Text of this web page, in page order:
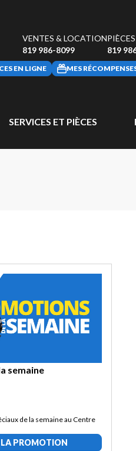
VENTES & LOCATION
819 986-8099
819
EN LIGNE MES
SERVICES ET PIÈCES
semaine
de la semaine au Centre
PROMOTION